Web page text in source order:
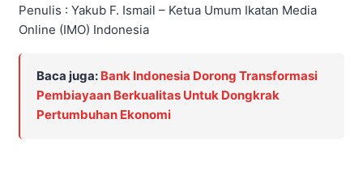
Penulis : Yakub F. Ismail – Ketua Umum Ikatan Media
Online (IMO) Indonesia
Baca juga: Bank Indonesia Dorong Transformasi
Pembiayaan Berkualitas Untuk Dongkrak
Pertumbuhan Ekonomi